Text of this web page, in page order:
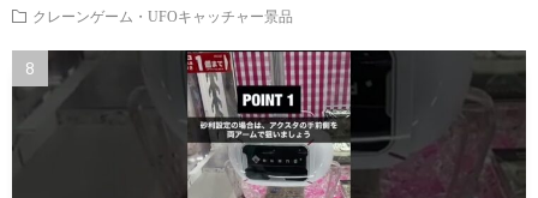
クレーンゲーム・UFOキャッチャー景品